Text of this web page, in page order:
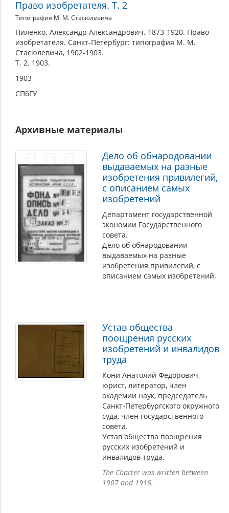
Право изобретателя. Т. 2
Типография М. М. Стасюлевича
Пиленко. Александр Александрович. 1873-1920. Право
изобретателя. Санкт-Петербург: типография М. М.
Стасюлевича, 1902-1903.
Т. 2. 1903.
1903
СПбГУ
Архивные материалы
Дело об обнародовании
выдаваемых на разные
изобретения привилегий,
с описанием самых
изобретений
Департамент государственной
экономии Государственного
совета.
Дело об обнародовании
выдаваемых на разные
изобретения привилегий, с
описанием самых изобретений.
Устав общества
поощрения русских
изобретений и инвалидов
труда
Кони Анатолий Федорович,
юрист, литератор, член
академии наук, председатель
Санкт-Петербургского окружного
суда, член государственного
совета.
Устав общества поощрения
русских изобретений и
инвалидов труда.
The Charter was written between
1907 and 1916.